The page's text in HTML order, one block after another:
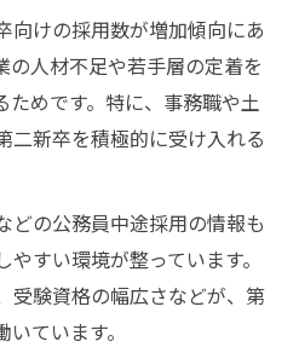
向けの採用数が増加傾向にあ
の人材不足や若手層の定着を
ためです。特に、事務職や土
二新卒を積極的に受け入れる
どの公務員中途採用の情報も
すい環境が整っています。
受験資格の幅広さなどが、第
ています。